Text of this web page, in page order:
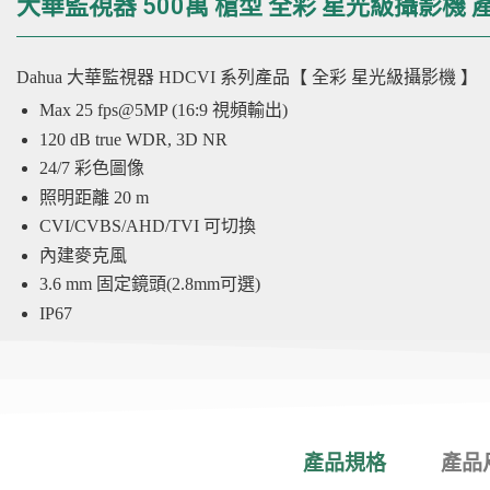
大華監視器 500萬 槍型 全彩 星光級攝影機
Dahua 大華監視器 HDCVI 系列產品【 全彩 星光級攝影機 】
Max 25 fps@5MP (16:9 視頻輸出)
120 dB true WDR, 3D NR
24/7 彩色圖像
照明距離 20 m
CVI/CVBS/AHD/TVI 可切換
內建麥克風
3.6 mm 固定鏡頭(2.8mm可選)
IP67
產品規格 產品